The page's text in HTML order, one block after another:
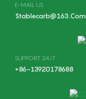
E-MAIL US
Stablecarb@163.com
SUPPORT 24/7
+86-13920178688